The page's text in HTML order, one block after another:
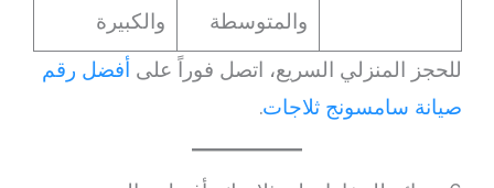
والمتوسطة
والكبيرة
للحجز المنزلي السريع، اتصل فوراً على أفضل رقم
صيانة سامسونج ثلاجات.